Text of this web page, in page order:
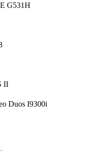
G531H
II
Duos I9300i